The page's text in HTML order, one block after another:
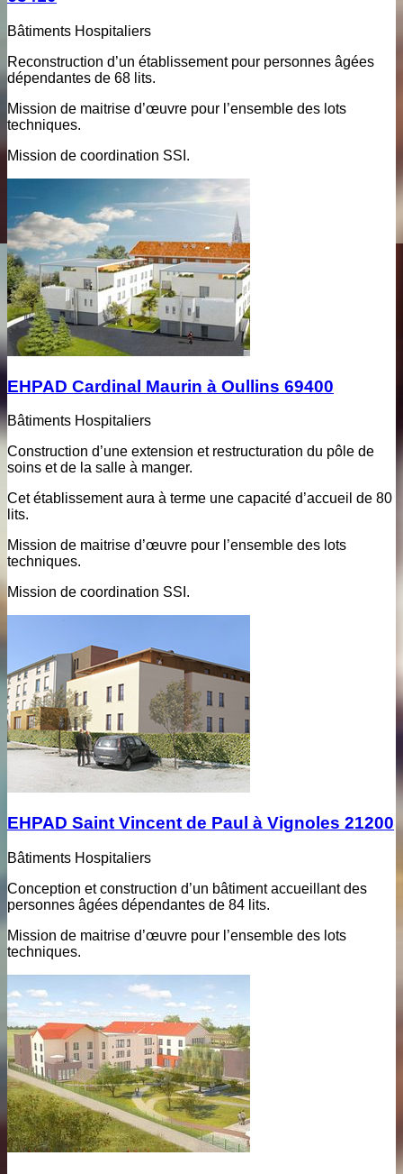
Bâtiments Hospitaliers
Reconstruction d’un établissement pour personnes âgées
dépendantes de 68 lits.
Mission de maitrise d’œuvre pour l’ensemble des lots
techniques.
Mission de coordination SSI.
EHPAD Cardinal Maurin à Oullins 69400
Bâtiments Hospitaliers
Construction d’une extension et restructuration du pôle de
soins et de la salle à manger.
Cet établissement aura à terme une capacité d’accueil de 80
lits.
Mission de maitrise d’œuvre pour l’ensemble des lots
techniques.
Mission de coordination SSI.
EHPAD Saint Vincent de Paul à Vignoles 21200
Bâtiments Hospitaliers
Conception et construction d’un bâtiment accueillant des
personnes âgées dépendantes de 84 lits.
Mission de maitrise d’œuvre pour l’ensemble des lots
techniques.